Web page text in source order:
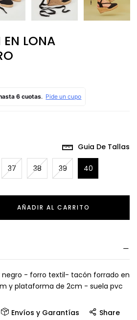
LONA
37 38 39 40
Guia De Tallas
AÑADIR AL CARRITO
negro - forro textil- tacón forrado en
y plataforma de 2cm - suela pvc
Envíos y Garantías Share